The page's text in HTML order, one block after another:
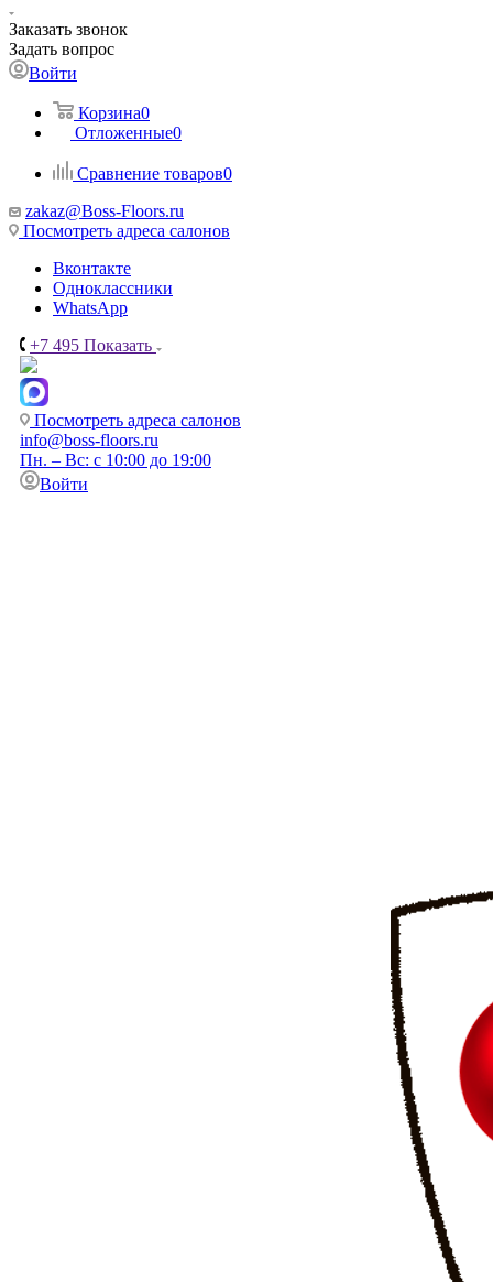
Заказать звонок
Задать вопрос
Войти
Корзина0
Отложенные0
Сравнение товаров0
zakaz@Boss-Floors.ru
Посмотреть адреса салонов
Вконтакте
Одноклассники
WhatsApp
+7 495 Показать
Посмотреть адреса салонов
info@boss-floors.ru
Пн. – Вс: с 10:00 до 19:00
Войти